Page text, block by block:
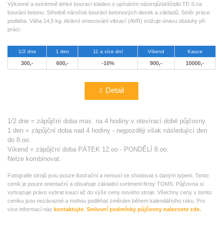
Výkonné a extrémně lehké bourací kladivo s upínáním nástrojů/sklíčidlo:TE-S na
bourání betonu. Středně náročné bourání betonových desek a základů. Směr práce:
podlaha. Váha 14,5 kg. Aktivní omezování vibrací (AVR) snižuje únavu obsluhy při
práci.
1/2 dne 1 den 11 a více dní Víkend Kauce
300,- 600,- -10% 900,- 10000,-
Detail
1/2 dne = zápůjční doba max. na 4 hodiny v otevírací době půjčovny.
1 den = zápůjční doba nad 4 hodiny - nejpozději však následující den
do 8.oo.
Víkend = zápůjční doba PÁTEK 12.oo - PONDĚLÍ 8.oo.
Nelze kombinovat.
Fotografie strojů jsou pouze ilustrační a nemusí se shodovat s daným typem. Tento
ceník je pouze orientační a obsahuje základní sortiment firmy TOMS. Půjčovna si
vyhrazuje právo vybrat kauci až do výše ceny nového stroje. Všechny ceny v tomto
ceníku jsou nezávazné a mohou podléhat změnám během kalendářního roku. Pro
více informací nás kontaktujte Smluvní podmínky půjčovny naleznete zde.